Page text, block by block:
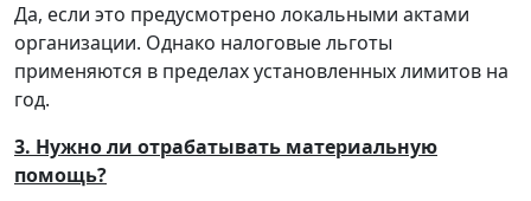
Да, если это предусмотрено локальными актами
организации. Однако налоговые льготы
применяются в пределах установленных лимитов на
год.
3. Нужно ли отрабатывать материальную
помощь?